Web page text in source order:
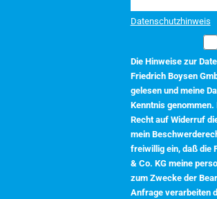
Datenschutzhinweis
Die Hinweise zur
Friedrich Boysen
gelesen und meine
Kenntnis
Recht auf Widerruf
mein
freiwillig ein, daß die
& Co. KG meine
zum Zwecke der
Anfrage verarbeiten